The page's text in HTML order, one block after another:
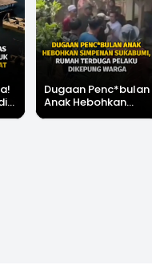
Dugaan Penc*bulan
Anak Hebohkan
Simpenan